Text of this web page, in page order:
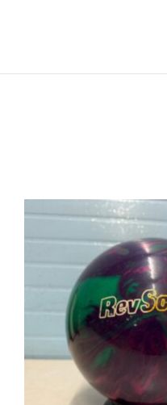
49.00